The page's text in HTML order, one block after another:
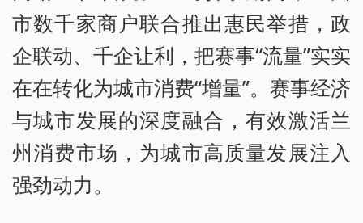
市数千家商户联合推出惠民举措，政
企联动、千企让利，把赛事“流量”实实
在在转化为城市消费“增量”。赛事经济
与城市发展的深度融合，有效激活兰
州消费市场，为城市高质量发展注入
强劲动力。